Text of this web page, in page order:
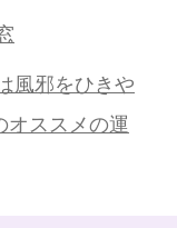
風邪をひきや
ススメの運